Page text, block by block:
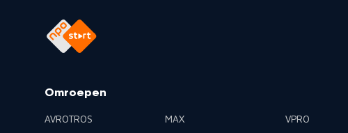
Omroepen
AVROTROS MAX VPRO